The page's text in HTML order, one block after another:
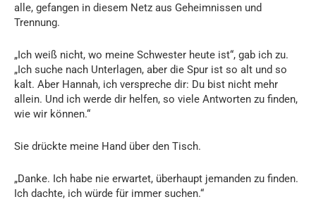
alle, gefangen in diesem Netz aus Geheimnissen und
Trennung.
„Ich weiß nicht, wo meine Schwester heute ist“, gab ich zu.
„Ich suche nach Unterlagen, aber die Spur ist so alt und so
kalt. Aber Hannah, ich verspreche dir: Du bist nicht mehr
allein. Und ich werde dir helfen, so viele Antworten zu finden,
wie wir können.“
Sie drückte meine Hand über den Tisch.
„Danke. Ich habe nie erwartet, überhaupt jemanden zu finden.
Ich dachte, ich würde für immer suchen.“